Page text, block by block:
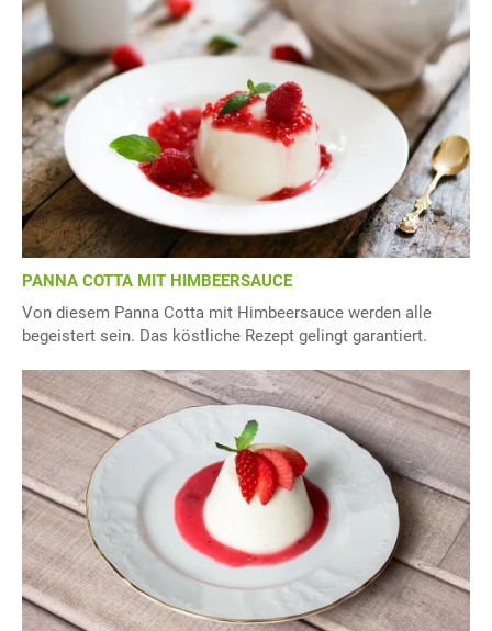
PANNA COTTA MIT HIMBEERSAUCE
Von diesem Panna Cotta mit Himbeersauce werden alle
begeistert sein. Das köstliche Rezept gelingt garantiert.